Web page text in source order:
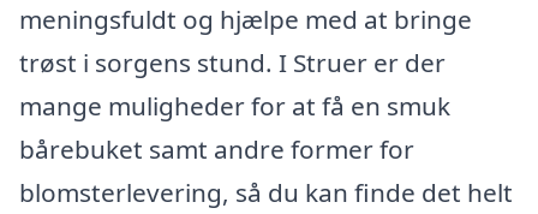
meningsfuldt og hjælpe med at bringe
trøst i sorgens stund. I Struer er der
mange muligheder for at få en smuk
bårebuket samt andre former for
blomsterlevering, så du kan finde det helt